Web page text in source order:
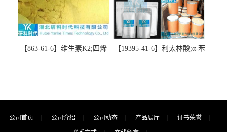
支持！
【863-61-6】维生素K2;四烯
方验证 -业务咨询联系-王菲
【19395-41-6】利太林酸;α-苯
持三方验证；支持定制；检
公司首页 公司介绍 公司动态 产品展厅 证书荣誉